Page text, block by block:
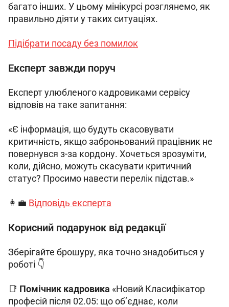
багато інших. У цьому мінікурсі розглянемо, як
правильно діяти у таких ситуаціях.
Підібрати посаду без помилок
Експерт завжди поруч
Експерт улюбленого кадровиками сервісу
відповів на таке запитання:
«Є інформація, що будуть скасовувати
критичність, якщо заброньований працівник не
повернувся з-за кордону. Хочеться зрозуміти,
коли, дійсно, можуть скасувати критичний
статус? Просимо навести перелік підстав.»
👩‍💼 Відповідь експерта
Корисний подарунок від редакції
Зберігайте брошуру, яка точно знадобиться у
роботі 👇
📑 Помічник кадровика «Новий Класифікатор
професій після 02.05: що об’єднає, коли